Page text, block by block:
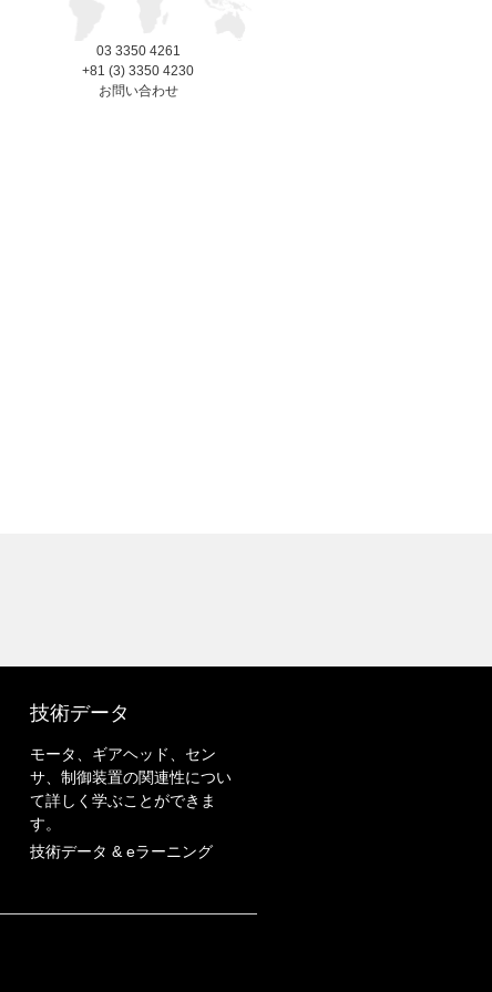
03 3350 4261
+81 (3) 3350 4230
お問い合わせ
技術データ
モータ、ギアヘッド、セン
サ、制御装置の関連性につい
て詳しく学ぶことができま
す。
技術データ & eラーニング